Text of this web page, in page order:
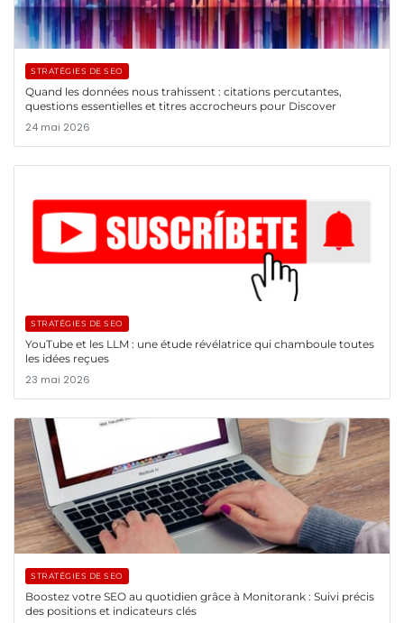
STRATÉGIES DE SEO
Quand les données nous trahissent : citations percutantes,
questions essentielles et titres accrocheurs pour Discover
24 mai 2026
STRATÉGIES DE SEO
YouTube et les LLM : une étude révélatrice qui chamboule toutes
les idées reçues
23 mai 2026
STRATÉGIES DE SEO
Boostez votre SEO au quotidien grâce à Monitorank : Suivi précis
des positions et indicateurs clés